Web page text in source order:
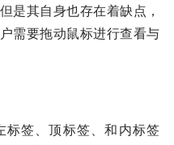
是其自身也存在着缺点，
需要拖动鼠标进行查看与
标签、顶标签、和内标签